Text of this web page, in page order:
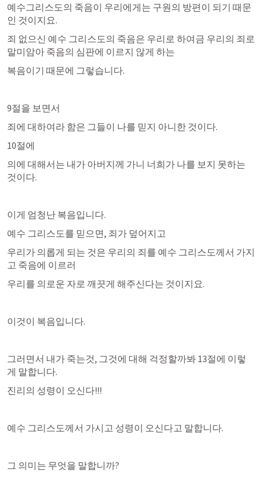
예수그리스도의 죽음이 우리에게는 구원의 방편이 되기 때문
인 것이지요.
죄 없으신 예수 그리스도의 죽음은 우리로 하여금 우리의 죄로
말미암아 죽음의 심판에 이르지 않게 하는
복음이기 때문에 그렇습니다.
9절을 보면서
죄에 대하여라 함은 그들이 나를 믿지 아니한 것이다.
10절에
의에 대해서는 내가 아버지께 가니 너희가 나를 보지 못하는
것이다.
이게 엄청난 복음입니다.
예수 그리스도를 믿으면, 죄가 덮어지고
우리가 의롭게 되는 것은 우리의 죄를 예수 그리스도께서 가지
고 죽음에 이르러
우리를 의로운 자로 깨끗게 해주신다는 것이지요.
이것이 복음입니다.
그러면서 내가 죽는것, 그것에 대해 걱정할까봐 13절에 이렇
게 말합니다.
진리의 성령이 오신다!!!
예수 그리스도께서 가시고 성령이 오신다고 말합니다.
그 의미는 무엇을 말합니까?